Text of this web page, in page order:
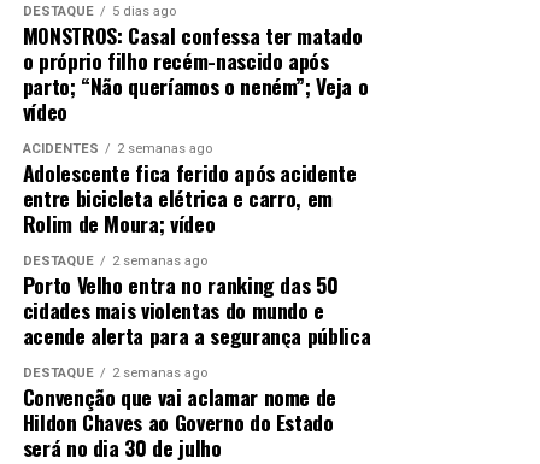
Fonte: Alerta Rolim
Post Views:
DESTAQUE 5 dias ago
MONSTROS: Casal confessa ter matado
o próprio filho recém-nascido após
parto; “Não queríamos o neném”; Veja o
vídeo
ACIDENTES 2 semanas ago
Adolescente fica ferido após acidente
entre bicicleta elétrica e carro, em
Rolim de Moura; vídeo
DESTAQUE 2 semanas ago
Porto Velho entra no ranking das 50
cidades mais violentas do mundo e
acende alerta para a segurança pública
DESTAQUE 2 semanas ago
Convenção que vai aclamar nome de
Hildon Chaves ao Governo do Estado
será no dia 30 de julho